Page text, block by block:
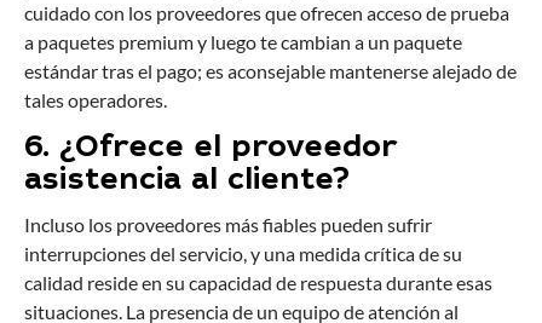
cuidado con los proveedores que ofrecen acceso de prueba
a paquetes premium y luego te cambian a un paquete
estándar tras el pago; es aconsejable mantenerse alejado de
tales operadores.
6. ¿Ofrece el proveedor
asistencia al cliente?
Incluso los proveedores más fiables pueden sufrir
interrupciones del servicio, y una medida crítica de su
calidad reside en su capacidad de respuesta durante esas
situaciones. La presencia de un equipo de atención al